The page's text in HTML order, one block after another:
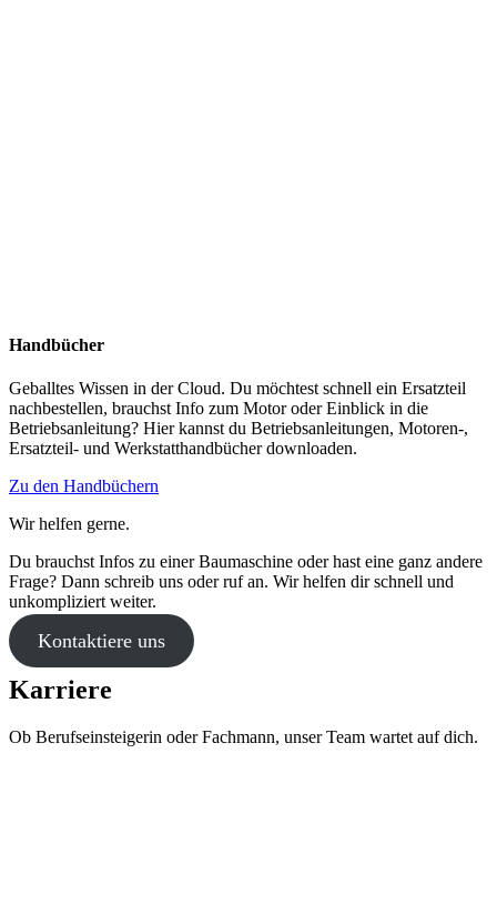
Handbücher
Geballtes Wissen in der Cloud. Du möchtest schnell ein Ersatzteil
nachbestellen, brauchst Info zum Motor oder Einblick in die
Betriebsanleitung? Hier kannst du Betriebsanleitungen, Motoren-,
Ersatzteil- und Werkstatthandbücher downloaden.
Zu den Handbüchern
Wir helfen gerne.
Du brauchst Infos zu einer Baumaschine oder hast eine ganz andere
Frage? Dann schreib uns oder ruf an. Wir helfen dir schnell und
unkompliziert weiter.
Kontaktiere uns
Karriere
Ob Berufseinsteigerin oder Fachmann, unser Team wartet auf dich.